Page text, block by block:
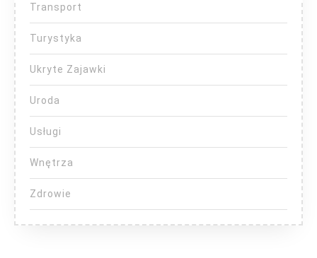
Transport
Turystyka
Ukryte Zajawki
Uroda
Usługi
Wnętrza
Zdrowie